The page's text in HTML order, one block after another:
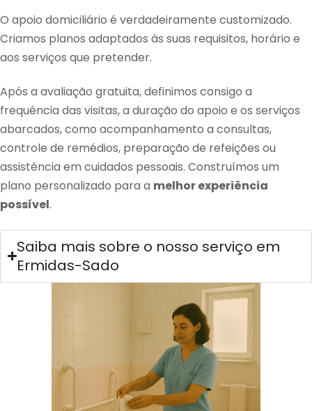
O apoio domiciliário é verdadeiramente customizado.
Criamos planos adaptados às suas requisitos, horário e
aos serviços que pretender.
Após a avaliação gratuita, definimos consigo a
frequência das visitas, a duração do apoio e os serviços
abarcados, como acompanhamento a consultas,
controle de remédios, preparação de refeições ou
assistência em cuidados pessoais. Construímos um
plano personalizado para a melhor experiência
possível.
Saiba mais sobre o nosso serviço em
Ermidas-Sado